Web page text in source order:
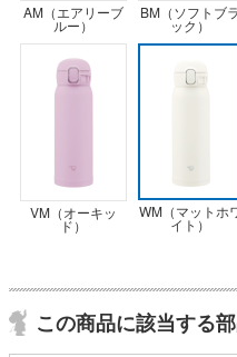
AM（エアリーブ
ルー）
BM（ソフトブラ
ック）
VM（オーキッ
ド）
WM（マットホ
イト）
この商品に該当する